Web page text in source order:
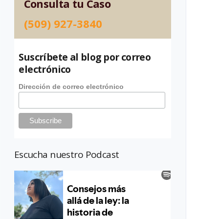
Consulta tu Caso
(509) 927-3840
Suscríbete al blog por correo
electrónico
Dirección de correo electrónico
Escucha nuestro Podcast